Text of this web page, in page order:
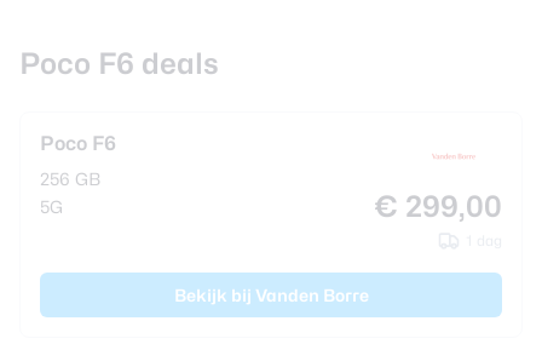
Poco F6 deals
Poco F6
256 GB
5G
€ 299,00
Bekijk bij Vanden Borre